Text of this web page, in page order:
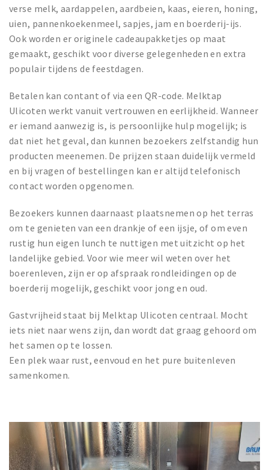
verse melk, aardappelen, aardbeien, kaas, eieren, honing,
uien, pannenkoekenmeel, sapjes, jam en boerderij-ijs.
Ook worden er originele cadeaupakketjes op maat
gemaakt, geschikt voor diverse gelegenheden en extra
populair tijdens de feestdagen.
Betalen kan contant of via een QR-code. Melktap
Ulicoten werkt vanuit vertrouwen en eerlijkheid. Wanneer
er iemand aanwezig is, is persoonlijke hulp mogelijk; is
dat niet het geval, dan kunnen bezoekers zelfstandig hun
producten meenemen. De prijzen staan duidelijk vermeld
en bij vragen of bestellingen kan er altijd telefonisch
contact worden opgenomen.
Bezoekers kunnen daarnaast plaatsnemen op het terras
om te genieten van een drankje of een ijsje, of om even
rustig hun eigen lunch te nuttigen met uitzicht op het
landelijke gebied. Voor wie meer wil weten over het
boerenleven, zijn er op afspraak rondleidingen op de
boerderij mogelijk, geschikt voor jong en oud.
Gastvrijheid staat bij Melktap Ulicoten centraal. Mocht
iets niet naar wens zijn, dan wordt dat graag gehoord om
het samen op te lossen.
Een plek waar rust, eenvoud en het pure buitenleven
samenkomen.